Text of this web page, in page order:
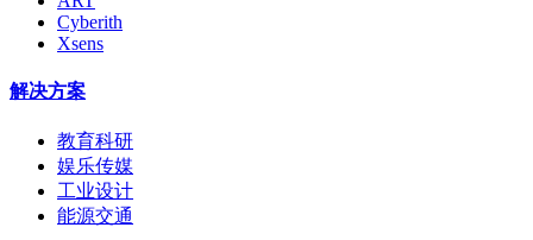
Cyberith
Xsens
解决方案
教育科研
娱乐传媒
工业设计
能源交通